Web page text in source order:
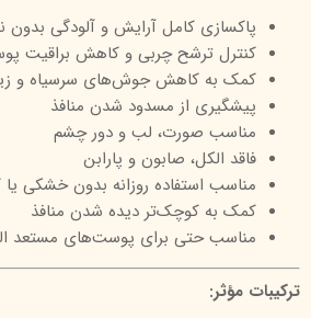
پاکسازی کامل آرایش و آلودگی بدون
کنترل ترشح چربی و کاهش براقیت
کمک به کاهش جوش‌های سرسیاه و
پیشگیری از مسدود شدن منافذ
مناسب صورت، لب و دور چشم
فاقد الکل، صابون و پارابن
مناسب استفاده روزانه بدون خشکی
کمک به کوچک‌تر دیده شدن منافذ
مناسب حتی برای پوست‌های مستعد
ترکیبات مؤثر: